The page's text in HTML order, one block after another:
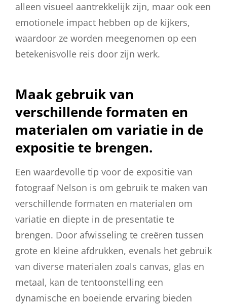
alleen visueel aantrekkelijk zijn, maar ook een
emotionele impact hebben op de kijkers,
waardoor ze worden meegenomen op een
betekenisvolle reis door zijn werk.
Maak gebruik van
verschillende formaten en
materialen om variatie in de
expositie te brengen.
Een waardevolle tip voor de expositie van
fotograaf Nelson is om gebruik te maken van
verschillende formaten en materialen om
variatie en diepte in de presentatie te
brengen. Door afwisseling te creëren tussen
grote en kleine afdrukken, evenals het gebruik
van diverse materialen zoals canvas, glas en
metaal, kan de tentoonstelling een
dynamische en boeiende ervaring bieden